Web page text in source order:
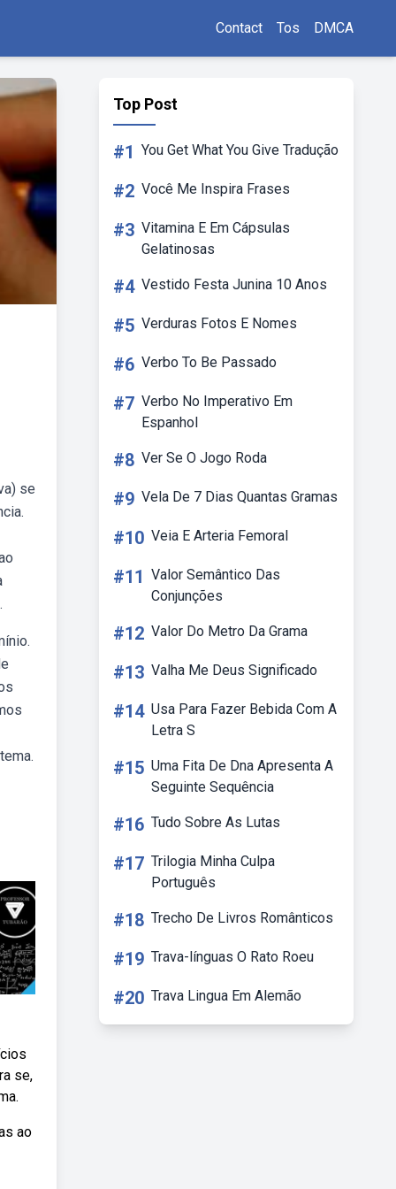
Contact Tos DMCA
se
se,
ao
Top Post
#1 You Get What You Give Tradução
#2 Você Me Inspira Frases
#3 Vitamina E Em Cápsulas
Gelatinosas
#4 Vestido Festa Junina 10 Anos
#5 Verduras Fotos E Nomes
#6 Verbo To Be Passado
#7 Verbo No Imperativo Em
Espanhol
#8 Ver Se O Jogo Roda
#9 Vela De 7 Dias Quantas Gramas
#10 Veia E Arteria Femoral
#11 Valor Semântico Das
Conjunções
#12 Valor Do Metro Da Grama
#13 Valha Me Deus Significado
#14 Usa Para Fazer Bebida Com A
Letra S
#15 Uma Fita De Dna Apresenta A
Seguinte Sequência
#16 Tudo Sobre As Lutas
#17 Trilogia Minha Culpa
Português
#18 Trecho De Livros Românticos
#19 Trava-línguas O Rato Roeu
#20 Trava Lingua Em Alemão